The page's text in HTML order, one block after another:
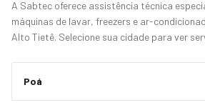
A Sabtec oferece assistência técnica
máquinas de lavar, freezers e ar-
Alto Tietê. Selecione sua cidade para ver
Poá